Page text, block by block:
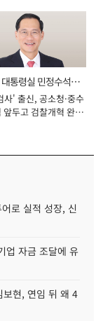
통령실 민정수석비
사' 출신, 공소청·중수
앞두고 검찰개혁 완수
로 실적 성장, 신
업 자금 조달에 유
보현, 연임 뒤 왜 4